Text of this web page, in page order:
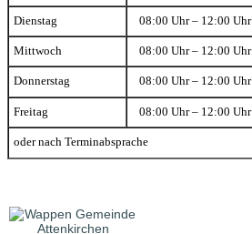
Dienstag 08:00 Uhr – 12:00 Uhr
Mittwoch 08:00 Uhr – 12:00 Uhr
Donnerstag 08:00 Uhr – 12:00 Uhr
Freitag 08:00 Uhr – 12:00 Uhr
oder nach Terminabsprache